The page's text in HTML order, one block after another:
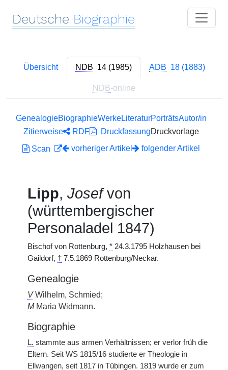
Deutsche Biographie
Übersicht NDB 14 (1985) ADB 18 (1883)
NDB-online
GenealogieBiographieWerkeLiteraturPorträtsAutor/in
Zitierweise
RDF DruckfassungDruckvorlage
Scan
vorheriger Artikel folgender Artikel
Lipp, Josefvon
(württembergischer
Personaladel 1847)
Bischof von Rottenburg, * 24.3.1795 Holzhausen bei
Gaildorf, † 7.5.1869 Rottenburg/Neckar.
Genealogie
VWilhelm, Schmied;
MMaria Widmann.
Biographie
L. stammte aus armen Verhältnissen; er verlor früh die
Eltern. Seit WS 1815/16 studierte er Theologie in
Ellwangen, seit 1817 in Tübingen. 1819 wurde er zum